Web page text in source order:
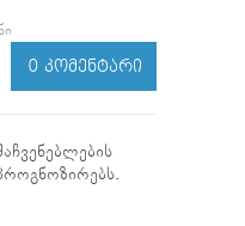
0 ᲙᲝᲛᲔᲜᲢᲐᲠᲘ